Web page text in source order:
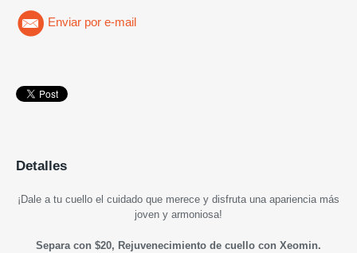
Enviar por e-mail
Detalles
¡Dale a tu cuello el cuidado que merece y disfruta una apariencia más
joven y armoniosa!
Separa con $20, Rejuvenecimiento de cuello con Xeomin.